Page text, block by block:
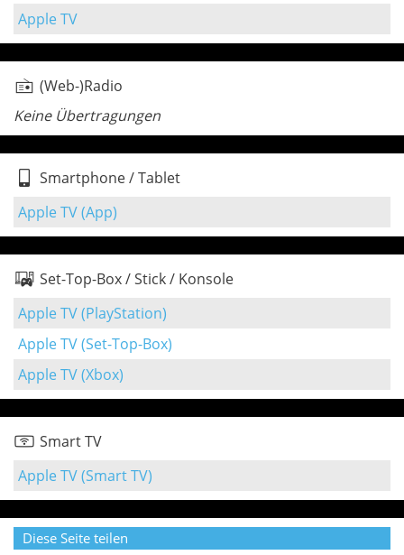
Apple TV
(Web-)Radio
Keine Übertragungen
Smartphone / Tablet
Apple TV (App)
Set-Top-Box / Stick / Konsole
Apple TV (PlayStation)
Apple TV (Set-Top-Box)
Apple TV (Xbox)
Smart TV
Apple TV (Smart TV)
Diese Seite teilen